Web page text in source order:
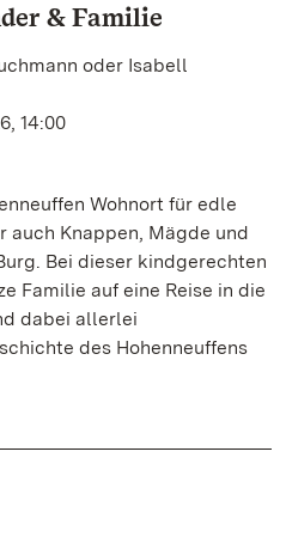
& Familie
oder Isabell
14:00
Wohnort für edle
auch Knappen, Mägde und
Bei dieser kindgerechten
Familie auf eine Reise in die
dabei allerlei
des Hohenneuffens